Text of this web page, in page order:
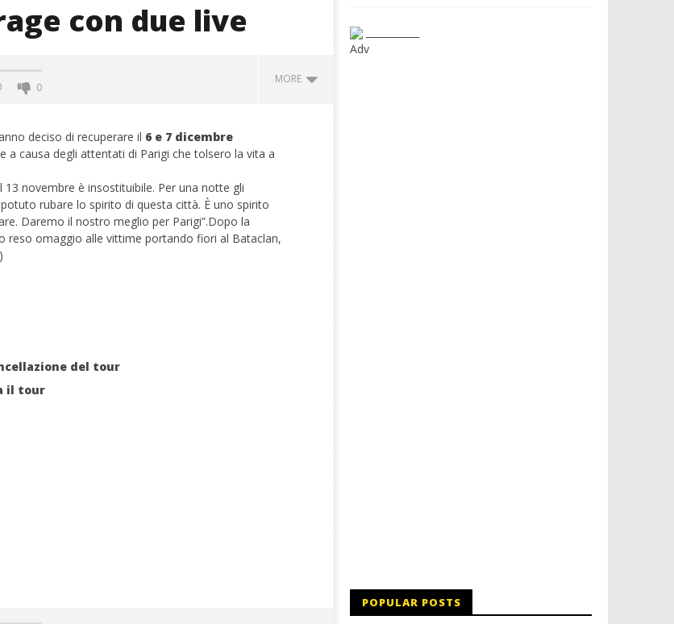
con due live
0
MORE
deciso di recuperare il 6 e 7 dicembre
a causa degli attentati di Parigi che tolsero la vita a
novembre è insostituibile. Per una notte gli
rubare lo spirito di questa città. È uno spirito
Daremo il nostro meglio per Parigi”.Dopo la
reso omaggio alle vittime portando fiori al Bataclan,
del tour
il tour
___________
Adv
POPULAR POSTS